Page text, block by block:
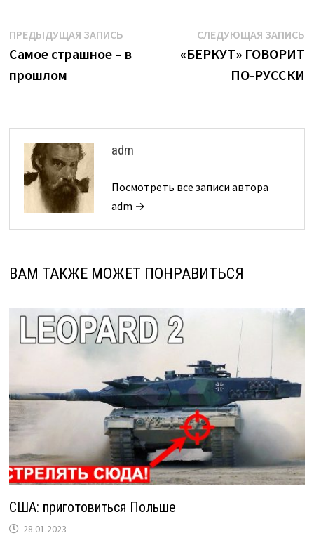
Навигация
по
записям
ПРЕДЫДУЩАЯ ЗАПИСЬПредыдущая
запись:
Самое страшное – в
прошлом
СЛЕДУЮЩАЯ ЗАПИСЬ
«БЕРКУТ» ГОВОРИТ
ПО-РУССКИ
adm
Посмотреть все записи автора
adm →
ВАМ ТАКЖЕ МОЖЕТ ПОНРАВИТЬСЯ
США: приготовиться Польше
28.01.2023